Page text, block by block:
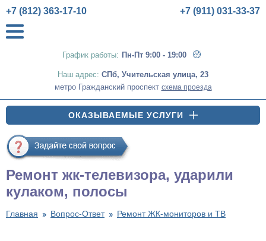
График работы: Пн-Пт 9:00 - 19:00
+7 (812) 363-17-10 +7 (911) 031-33-37
Наш адрес: СПб, Учительская улица, 23
метро Гражданский проспект схема проезда
ОКАЗЫВАЕМЫЕ УСЛУГИ
Ремонт жк-телевизора, ударили
кулаком, полосы
Главная Вопрос-Ответ Ремонт ЖК-мониторов и ТВ